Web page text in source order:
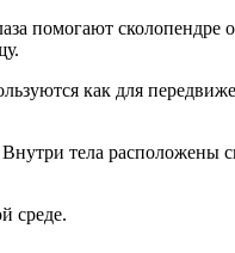
помогают сколопендре
как для
тела расположены
среде.